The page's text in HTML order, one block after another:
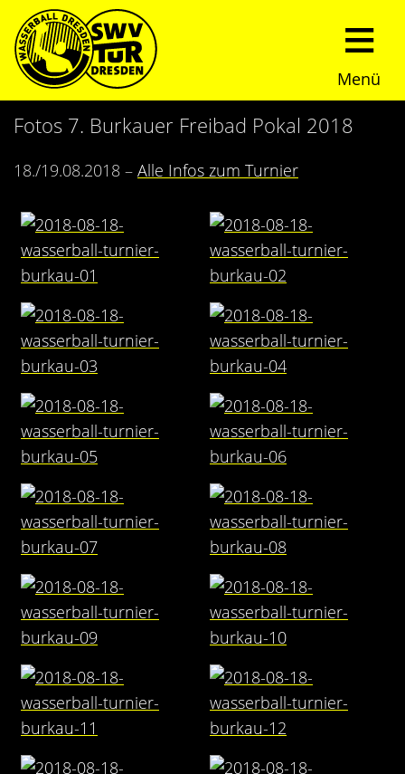
Menü
Start
Verein
Trainingszeiten
Sommerturnier
Presseberichte
Bekleidung
News
Nachwuchs
Fundraising
Fotos 7. Burkauer Freibad Pokal 2018
18./19.08.2018 – Alle Infos zum Turnier